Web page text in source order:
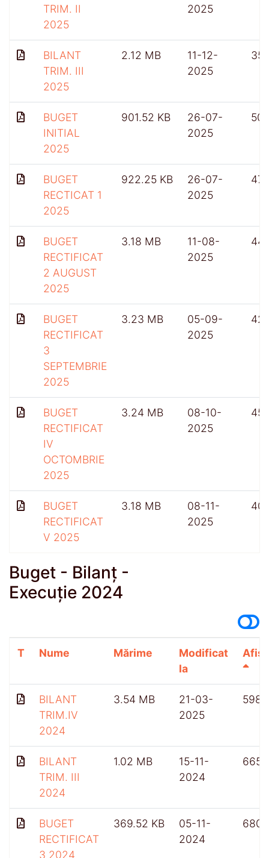
TRIM. II
2025
2025
BILANT
TRIM. III
2025
2.12 MB
11-12-
2025
BUGET
INITIAL
2025
901.52 KB
26-07-
2025
BUGET
RECTICAT 1
2025
922.25 KB
26-07-
2025
477
BUGET
RECTIFICAT
2 AUGUST
2025
3.18 MB
11-08-
2025
BUGET
RECTIFICAT
3
SEPTEMBRIE
2025
3.23 MB
05-09-
2025
BUGET
RECTIFICAT
IV
OCTOMBRIE
2025
3.24 MB
08-10-
2025
BUGET
RECTIFICAT
V 2025
3.18 MB
08-11-
2025
Buget - Bilanț -
Execuție 2024
T Nume Mărime
Modificat
la
BILANT
TRIM.IV
2024
3.54 MB
21-03-
2025
598
BILANT
TRIM. III
2024
1.02 MB
15-11-
2024
665
BUGET
RECTIFICAT
3 2024
369.52 KB
05-11-
2024
680